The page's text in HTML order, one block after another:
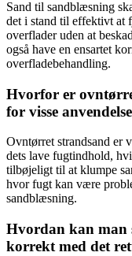
Sand til sandblæsning
det i stand til effektivt at
overflader uden at
også have en ensartet
overfladebehandling.
Hvorfor er
for visse
Ovntørret strandsand er
dets lave fugtindhold,
tilbøjeligt til at klumpe
hvor fugt kan være
sandblæsning.
Hvordan kan man
korrekt med det